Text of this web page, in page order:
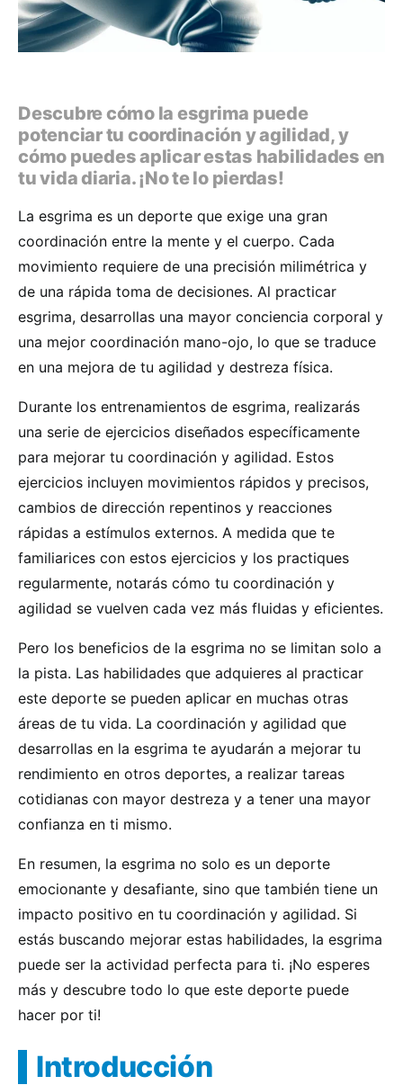
Descubre cómo la esgrima puede
potenciar tu coordinación y agilidad, y
cómo puedes aplicar estas habilidades en
tu vida diaria. ¡No te lo pierdas!
La esgrima es un deporte que exige una gran
coordinación entre la mente y el cuerpo. Cada
movimiento requiere de una precisión milimétrica y
de una rápida toma de decisiones. Al practicar
esgrima, desarrollas una mayor conciencia corporal y
una mejor coordinación mano-ojo, lo que se traduce
en una mejora de tu agilidad y destreza física.
Durante los entrenamientos de esgrima, realizarás
una serie de ejercicios diseñados específicamente
para mejorar tu coordinación y agilidad. Estos
ejercicios incluyen movimientos rápidos y precisos,
cambios de dirección repentinos y reacciones
rápidas a estímulos externos. A medida que te
familiarices con estos ejercicios y los practiques
regularmente, notarás cómo tu coordinación y
agilidad se vuelven cada vez más fluidas y eficientes.
Pero los beneficios de la esgrima no se limitan solo a
la pista. Las habilidades que adquieres al practicar
este deporte se pueden aplicar en muchas otras
áreas de tu vida. La coordinación y agilidad que
desarrollas en la esgrima te ayudarán a mejorar tu
rendimiento en otros deportes, a realizar tareas
cotidianas con mayor destreza y a tener una mayor
confianza en ti mismo.
En resumen, la esgrima no solo es un deporte
emocionante y desafiante, sino que también tiene un
impacto positivo en tu coordinación y agilidad. Si
estás buscando mejorar estas habilidades, la esgrima
puede ser la actividad perfecta para ti. ¡No esperes
más y descubre todo lo que este deporte puede
hacer por ti!
Introducción